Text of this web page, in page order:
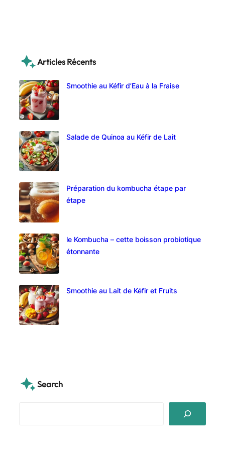
Articles Récents
Smoothie au Kéfir d’Eau à la Fraise
Salade de Quinoa au Kéfir de Lait
Préparation du kombucha étape par
étape
le Kombucha – cette boisson probiotique
étonnante
Smoothie au Lait de Kéfir et Fruits
Search